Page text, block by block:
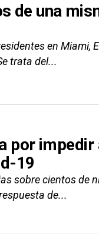
de una
en Miami,
trata del...
por impedir
19
sobre cientos de
de...